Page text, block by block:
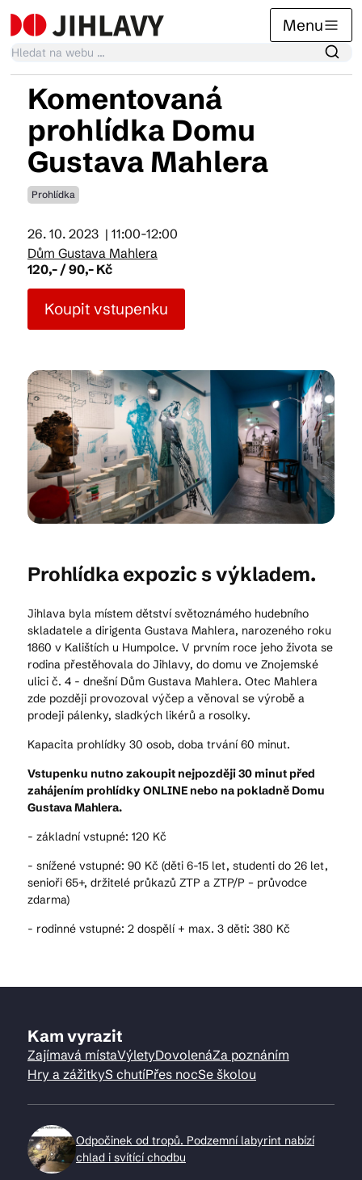
Menu
Kalendář akcí
Tradiční akce
Články
Suvenýry
Kam vyrazit
CS EN
© 2026 Brána Jihlavy
Komentovaná
prohlídka Domu
Gustava Mahlera
Prohlídka
26. 10. 2023 | 11:00-12:00
Dům Gustava Mahlera
120,- / 90,- Kč
Koupit vstupenku
Prohlídka expozic s výkladem.
Jihlava byla místem dětství světoznámého hudebního
skladatele a dirigenta Gustava Mahlera, narozeného roku
1860 v Kalištích u Humpolce. V prvním roce jeho života se
rodina přestěhovala do Jihlavy, do domu ve Znojemské
ulici č. 4 - dnešní Dům Gustava Mahlera. Otec Mahlera
zde později provozoval výčep a věnoval se výrobě a
prodeji pálenky, sladkých likérů a rosolky.
Kapacita prohlídky 30 osob, doba trvání 60 minut.
Vstupenku nutno zakoupit nejpozději 30 minut před
zahájením prohlídky ONLINE nebo na pokladně Domu
Gustava Mahlera.
- základní vstupné: 120 Kč
- snížené vstupné: 90 Kč (děti 6-15 let, studenti do 26 let,
senioři 65+, držitelé průkazů ZTP a ZTP/P – průvodce
zdarma)
- rodinné vstupné: 2 dospělí + max. 3 děti: 380 Kč
Kam vyrazit
Zajímavá místaVýletyDovolenáZa poznáním
Hry a zážitkyS chutíPřes nocSe školou
Odpočinek od tropů. Podzemní labyrint nabízí
chlad i svítící chodbu